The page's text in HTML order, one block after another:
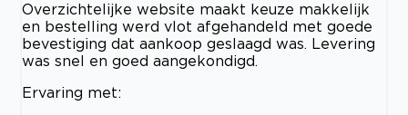
Overzichtelijke website maakt keuze makkelijk
en bestelling werd vlot afgehandeld met goede
bevestiging dat aankoop geslaagd was. Levering
was snel en goed aangekondigd.
Ervaring met: